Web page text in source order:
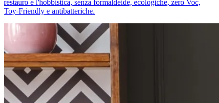
restauro e l'hobbistica, senza formaldeide, ecologiche, zero Voc,
Toy-Friendly e antibatteriche.